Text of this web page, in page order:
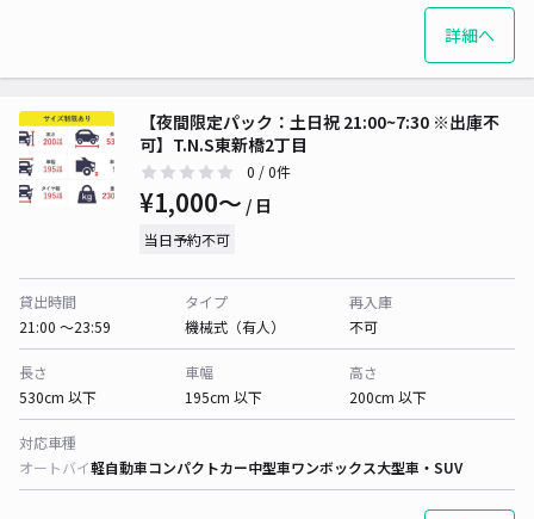
詳細へ
【夜間限定パック：土日祝 21:00~7:30 ※出庫不
可】T.N.S東新橋2丁目
0 / 0件
¥1,000〜 / 日
当日予約不可
貸出時間
21:00 〜23:59
タイプ
機械式（有人）
再入庫
不可
長さ
530cm 以下
車幅
195cm 以下
高さ
200cm 以下
対応車種
オートバイ軽自動車コンパクトカー中型車ワンボックス大型車・SUV